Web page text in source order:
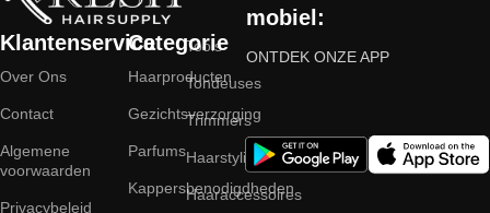
Klantenservice
Over Ons
Contact
Algemene
voorwaarden
Privacybeleid
Categorie
Haarproducten
Gezichtsverzorging
Parfums
Kappersbenodigdheden
Tools
Tondeuses
Trimmers
Haarstyling
Haaraccessoires
mobiel:
ONTDEK ONZE APP